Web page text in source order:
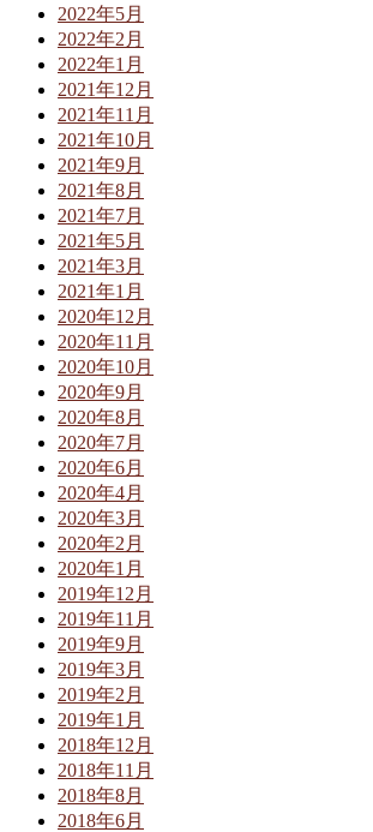
2022年5月
2022年2月
2022年1月
2021年12月
2021年11月
2021年10月
2021年9月
2021年8月
2021年7月
2021年5月
2021年3月
2021年1月
2020年12月
2020年11月
2020年10月
2020年9月
2020年8月
2020年7月
2020年6月
2020年4月
2020年3月
2020年2月
2020年1月
2019年12月
2019年11月
2019年9月
2019年3月
2019年2月
2019年1月
2018年12月
2018年11月
2018年8月
2018年6月